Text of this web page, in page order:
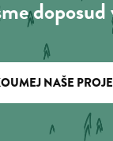
NAŠE